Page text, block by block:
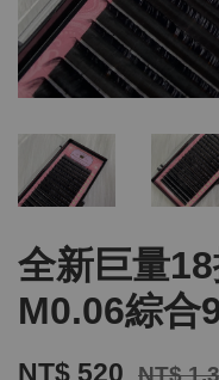
全新巨量
M0.06綜合
NT$ 520 NT$